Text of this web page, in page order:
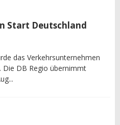
Start Deutschland
das Verkehrsunternehmen
Die DB Regio übernimmt